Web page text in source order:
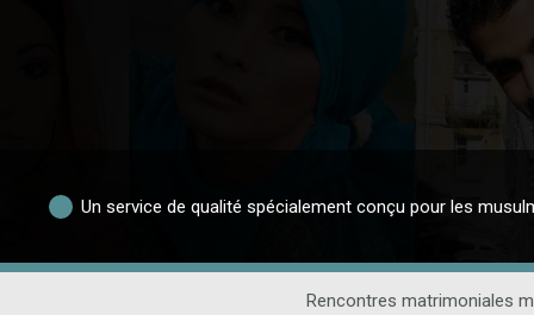
Un service de qualité spécialement conçu pour les
Rencontres matrimoniales